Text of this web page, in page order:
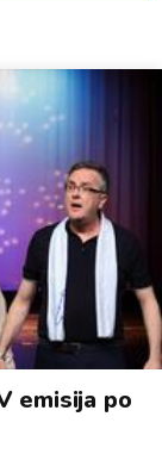
emisija po